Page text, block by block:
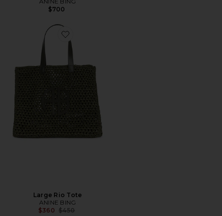
$700
Favorite Large Rio Tote
Large Rio Tote
ANINE BING
$360 Previous price:
$450